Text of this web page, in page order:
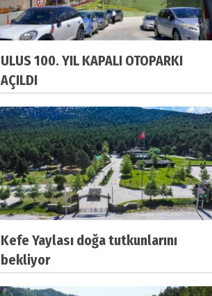
ULUS 100. YIL KAPALI OTOPARKI
AÇILDI
Kefe Yaylası doğa tutkunlarını
bekliyor